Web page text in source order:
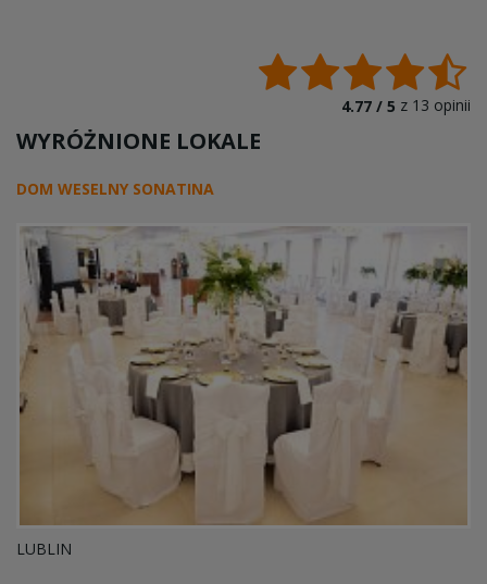
4.77 / 5 z 13 opinii
WYRÓŻNIONE LOKALE
DOM WESELNY SONATINA
LUBLIN